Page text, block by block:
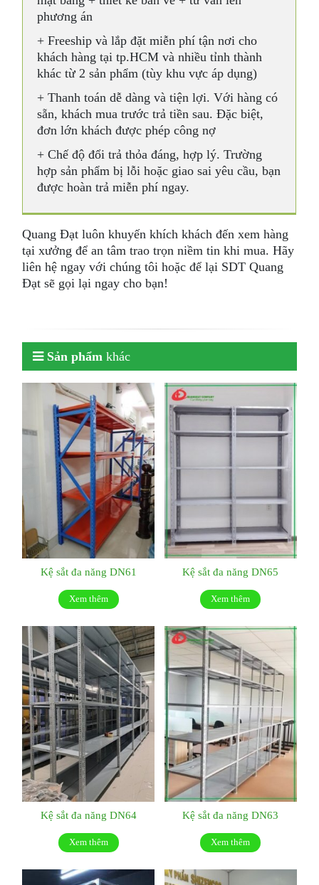
phương án
+ Freeship và lắp đặt miễn phí tận nơi cho
khách hàng tại tp.HCM và nhiều tỉnh thành
khác từ 2 sản phẩm (tùy khu vực áp dụng)
+ Thanh toán dễ dàng và tiện lợi. Với hàng có
sẵn, khách mua trước trả tiền sau. Đặc biệt,
đơn lớn khách được phép công nợ
+ Chế độ đổi trả thỏa đáng, hợp lý. Trường
hợp sản phẩm bị lỗi hoặc giao sai yêu cầu, bạn
được hoàn trả miễn phí ngay.
Quang Đạt luôn khuyến khích khách đến xem hàng
tại xưởng để an tâm trao trọn niềm tin khi mua. Hãy
liên hệ ngay với chúng tôi hoặc để lại SDT Quang
Đạt sẽ gọi lại ngay cho bạn!
Sản phẩm khác
Kệ sắt đa năng DN61
Xem thêm
Kệ sắt đa năng DN65
Xem thêm
Kệ sắt đa năng DN64
Xem thêm
Kệ sắt đa năng DN63
Xem thêm